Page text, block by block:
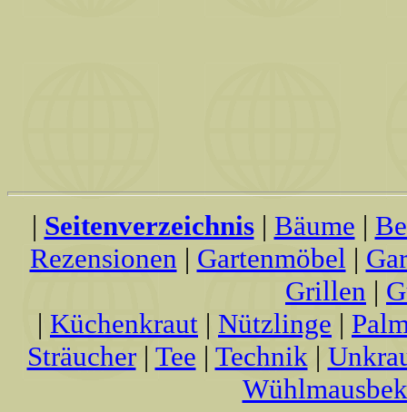
| Seitenverzeichnis| Bäume |
Rezensionen | Gartenmöbel |
Grillen |
| Küchenkraut | Nützlinge |
Sträucher| Tee | Technik|